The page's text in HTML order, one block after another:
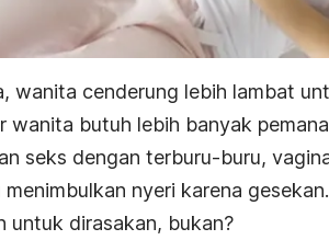
wanita cenderung lebih lambat
wanita butuh lebih banyak
seks dengan terburu-buru,
menimbulkan nyeri karena
untuk dirasakan, bukan?